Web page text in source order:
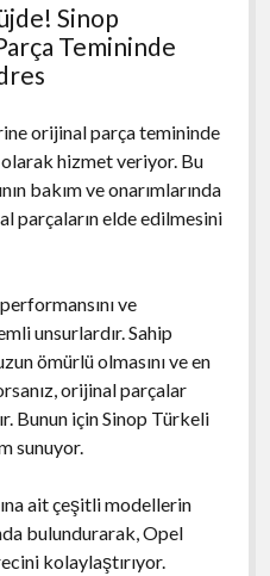
Sinop
Temininde
orijinal parça temininde
hizmet veriyor. Bu
bakım ve onarımlarında
parçaların elde edilmesini
ve
unsurlardır. Sahip
ömürlü olmasını ve en
orijinal parçalar
Bunun için Sinop Türkeli
sunuyor.
ait çeşitli modellerin
bulundurarak, Opel
kolaylaştırıyor.